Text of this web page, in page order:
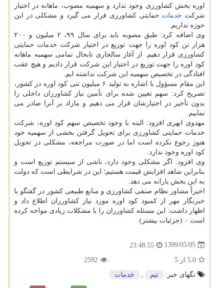
اوره بخش کشاورزی وجود ندارد و سهمیه مصوب، ماهانه در اختیار
شرکت خدمات حمایتی کشاورزی قرار می گیرد و مشکلی در این
حوزه نداریم.
وی اضافه کرد: طبق مصوبه باید برای سال ۹۹، ۲ میلیون و ۲۰۰
هزار تن کود اوره را جهت توزیع در اختیار شرکت خدمات حمایتی
کشاورزی قرار دهیم. از آغاز سالجاری تابحال تمامی سهمیه ماهانه
کود اوره را جهت توزیع در اختیار این شرکت قرار دادیم و هیچ عقب
افتادگی در تخصیص سهمیه این شرکت نداشته ایم.
این مقام مسؤول با اشاره به تولید ۶ میلیون تنی کود اوره در کشور،
تصریح کرد: سهم تعیین شده برای تأمین نیاز کشاورزان داخلی را
بدون تأخیر در اختیارشان قرار می دهیم و مازاد بر آنرا صادر می
نماییم.
مهدوی ابهری افزود: البته با وجود تخصیص سهم کود اوره، شرکت
خدمات حمایتی کشاورزی برای تحویل گرفتن بخشی از سهمیه خود
هنوز رجوع نکرده است اما در صورت مراجعه، مشکلی در تحویل
کود اوره وجود ندارد.
وی افزود: اگر مشکلی وجود دارد، ناشی از سیستم توزیع است و
بنابراین شاهد افزایش قیمت هستیم؛ این در شرایطی است که دولت
به این بخش یارانه می دهد.
اخیراً مشاور نظام صنفی کشاورزی و منابع طبیعی کشور در گفتگو با
خبرنگار مهر از کمبود کود اوره مورد نیاز کشاورزان اطلاع داد و
اظهار داشت: این مسئله کشاورزان را با مشکلات زیادی مواجه کرده
است ۰ (جزئیات بیشتر)
1399/05/05
23:48:55
5.0 از 5
2592
تگهای خبر:
تیم خدمات